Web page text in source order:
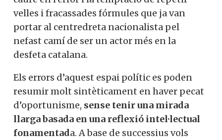
velles i fracassades fórmules que ja van
portar al centredreta nacionalista pel
nefast camí de ser un actor més en la
desfeta catalana.
Els errors d’aquest espai polític es poden
resumir molt sintèticament en haver pecat
d’oportunisme, sense tenir una mirada
llarga basada en una reflexió intel·lectual
fonamentada. A base de successius vols